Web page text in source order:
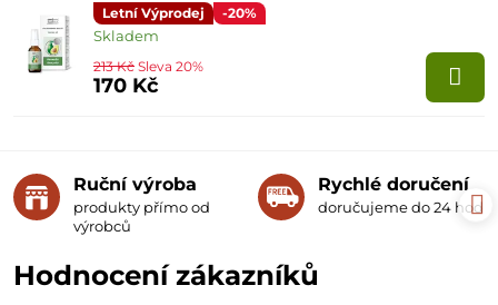
Letní Výprodej -20%
Skladem
170 Kč
213 Kč Sleva 20%
Ruční výroba
produkty přímo od
výrobců
Rychlé doručení
doručujeme do 24 hodin
Hodnocení zákazníků